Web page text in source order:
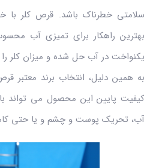
خطرناک باشد. قرص کلر با
راهکار برای تمیزی آب
در آب حل شده و میزان کلر را
همین دلیل، انتخاب برند معتبر
پایین این محصول می تواند
تحریک پوست و چشم و یا حتی